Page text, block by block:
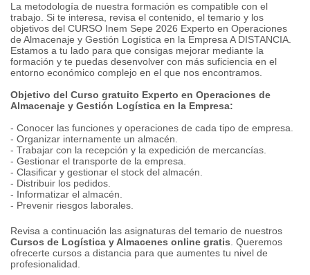
La metodología de nuestra formación es compatible con el
trabajo. Si te interesa, revisa el contenido, el temario y los
objetivos del CURSO Inem Sepe 2026 Experto en Operaciones
de Almacenaje y Gestión Logística en la Empresa A DISTANCIA.
Estamos a tu lado para que consigas mejorar mediante la
formación y te puedas desenvolver con más suficiencia en el
entorno económico complejo en el que nos encontramos.
Objetivo del Curso gratuito Experto en Operaciones de
Almacenaje y Gestión Logística en la Empresa:
- Conocer las funciones y operaciones de cada tipo de empresa.
- Organizar internamente un almacén.
- Trabajar con la recepción y la expedición de mercancías.
- Gestionar el transporte de la empresa.
- Clasificar y gestionar el stock del almacén.
- Distribuir los pedidos.
- Informatizar el almacén.
- Prevenir riesgos laborales.
Revisa a continuación las asignaturas del temario de nuestros
Cursos de Logística y Almacenes online gratis . Queremos
ofrecerte cursos a distancia para que aumentes tu nivel de
profesionalidad.